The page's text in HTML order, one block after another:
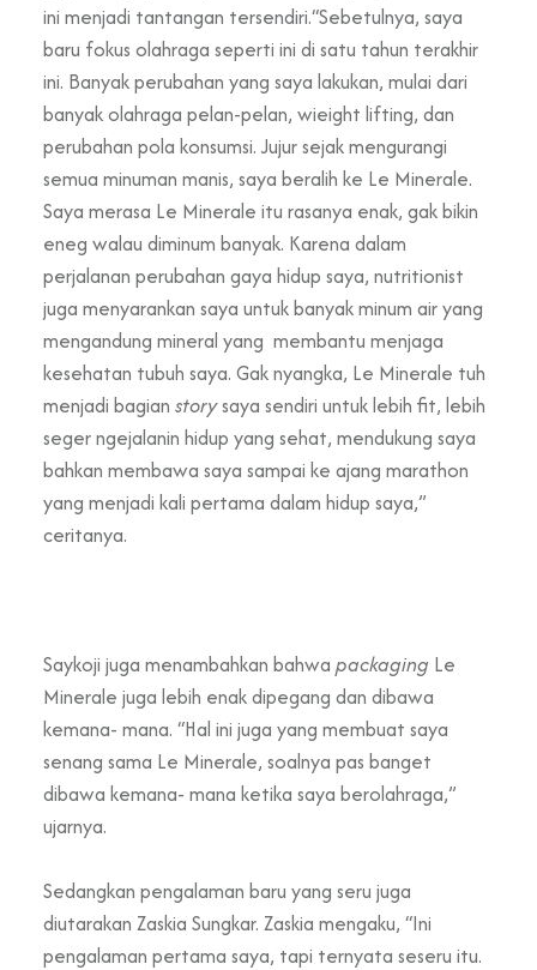
ini menjadi tantangan tersendiri.“Sebetulnya, saya
baru fokus olahraga seperti ini di satu tahun terakhir
ini. Banyak perubahan yang saya lakukan, mulai dari
banyak olahraga pelan-pelan, wieight lifting, dan
perubahan pola konsumsi. Jujur sejak mengurangi
semua minuman manis, saya beralih ke Le Minerale.
Saya merasa Le Minerale itu rasanya enak, gak bikin
eneg walau diminum banyak. Karena dalam
perjalanan perubahan gaya hidup saya, nutritionist
juga menyarankan saya untuk banyak minum air yang
mengandung mineral yang membantu menjaga
kesehatan tubuh saya. Gak nyangka, Le Minerale tuh
menjadi bagian storysaya sendiri untuk lebih fit, lebih
seger ngejalanin hidup yang sehat, mendukung saya
bahkan membawa saya sampai ke ajang marathon
yang menjadi kali pertama dalam hidup saya,”
ceritanya.
Saykoji juga menambahkan bahwa packaging Le
Minerale juga lebih enak dipegang dan dibawa
kemana- mana. “Hal ini juga yang membuat saya
senang sama Le Minerale, soalnya pas banget
dibawa kemana- mana ketika saya berolahraga,”
ujarnya.
Sedangkan pengalaman baru yang seru juga
diutarakan Zaskia Sungkar. Zaskia mengaku, “Ini
pengalaman pertama saya, tapi ternyata seseru itu.